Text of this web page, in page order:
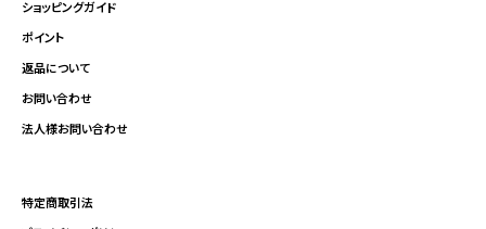
ショッピングガイド
ポイント
返品について
お問い合わせ
法人様お問い合わせ
特定商取引法